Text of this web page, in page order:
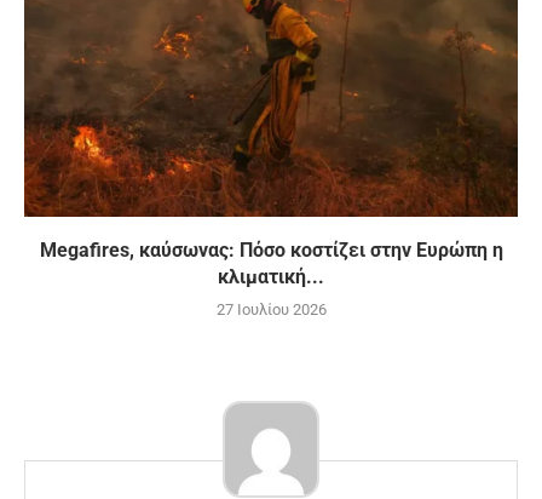
Megafires, καύσωνας: Πόσο κοστίζει στην Ευρώπη η
κλιματική...
27 Ιουλίου 2026